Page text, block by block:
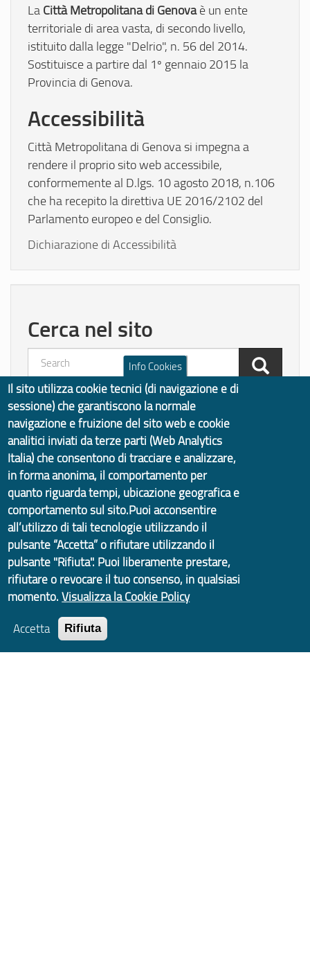
La Città Metropolitana di Genovaè un ente
territoriale di area vasta, di secondo livello,
istituito dalla legge "Delrio", n. 56 del 2014.
Sostituisce a partire dal 1º gennaio 2015 la
Provincia di Genova.
Accessibilità
Città Metropolitana di Genova si impegna a
rendere il proprio sito web accessibile,
conformemente al D.lgs. 10 agosto 2018, n.106
che ha recepito la direttiva UE 2016/2102 del
Parlamento europeo e del Consiglio.
Dichiarazione di Accessibilità
Cerca nel sito
Search
Quanto sono chiare le
informazioni su questa
pagina?
Vota il servizio!
Info Cookies
Il sito utilizza cookie tecnici (di navigazione e di
sessione) che garantiscono la normale
navigazione e fruizione del sito web e cookie
analitici inviati da terze parti (Web Analytics
Italia) che consentono di tracciare e analizzare,
in forma anonima, il comportamento per
quanto riguarda tempi, ubicazione geografica e
comportamento sul sito.Puoi acconsentire
all’utilizzo di tali tecnologie utilizzando il
pulsante “Accetta” o rifiutare utilizzando il
pulsante "Rifiuta". Puoi liberamente prestare,
rifiutare o revocare il tuo consenso, in qualsiasi
momento. Visualizza la Cookie Policy
Accetta
Rifiuta